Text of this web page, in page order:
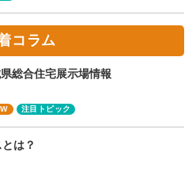
ド
ドデザイン。通り面の壁裏に
線を遮るプライベート性の高
分だけの時間を満喫できま
コラム
総合住宅展示場情報
注目トピック
は？